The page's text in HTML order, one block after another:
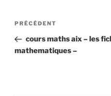
Navigation
l’article
Article
précédent
PRÉCÉDENT
cours maths aix – les
mathematiques –